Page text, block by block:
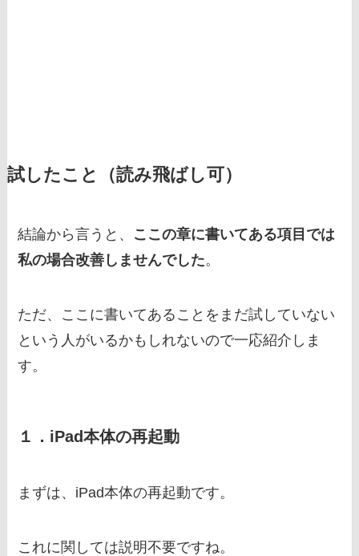
試したこと（読み飛ばし可）
結論から言うと、 ここの章に書いてある項目では
私の場合改善しませんでした。
ただ、ここに書いてあることをまだ試していない
という人がいるかもしれないので一応紹介しま
す。
１．iPad本体の再起動
まずは、iPad本体の再起動です。
これに関しては説明不要ですね。